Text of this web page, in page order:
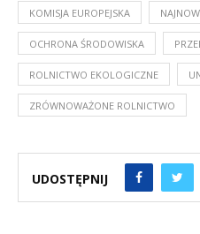
KOMISJA EUROPEJSKA
OCHRONA ŚRODOWISKA
ROLNICTWO EKOLOGICZNE
ZRÓWNOWAŻONE ROLNICTWO
UDOSTĘPNIJ